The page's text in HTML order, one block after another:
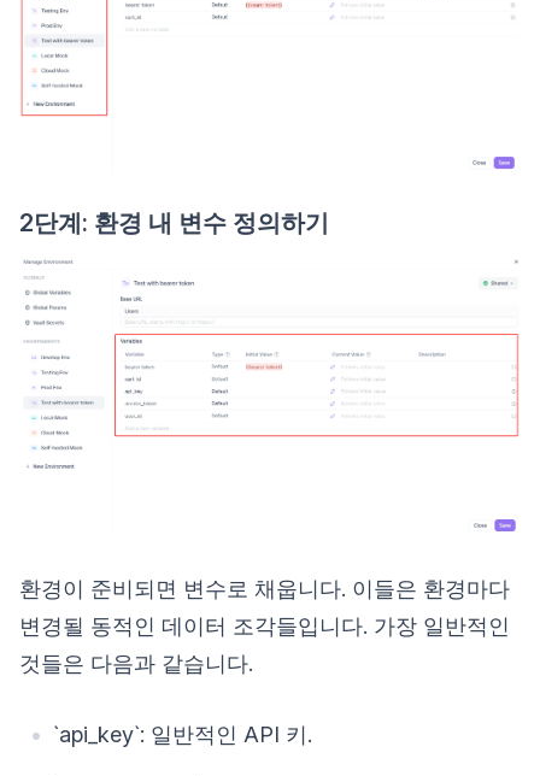
2단계: 환경 내 변수 정의하기
환경이 준비되면 변수로 채웁니다. 이들은 환경마다
변경될 동적인 데이터 조각들입니다. 가장 일반적인
것들은 다음과 같습니다.
`api_key`: 일반적인 API 키.